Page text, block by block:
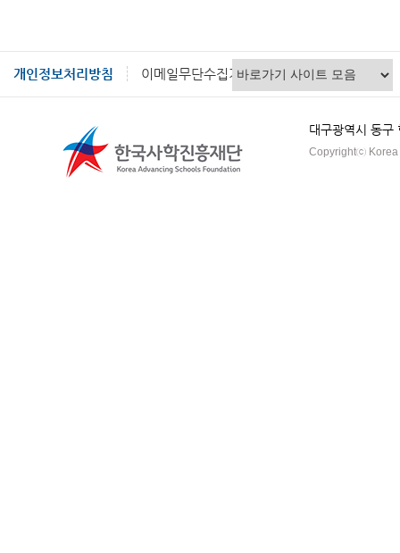
개인정보처리방침 이메일무단수집거부
대구광역시 동
Copyrightⓒ Korea